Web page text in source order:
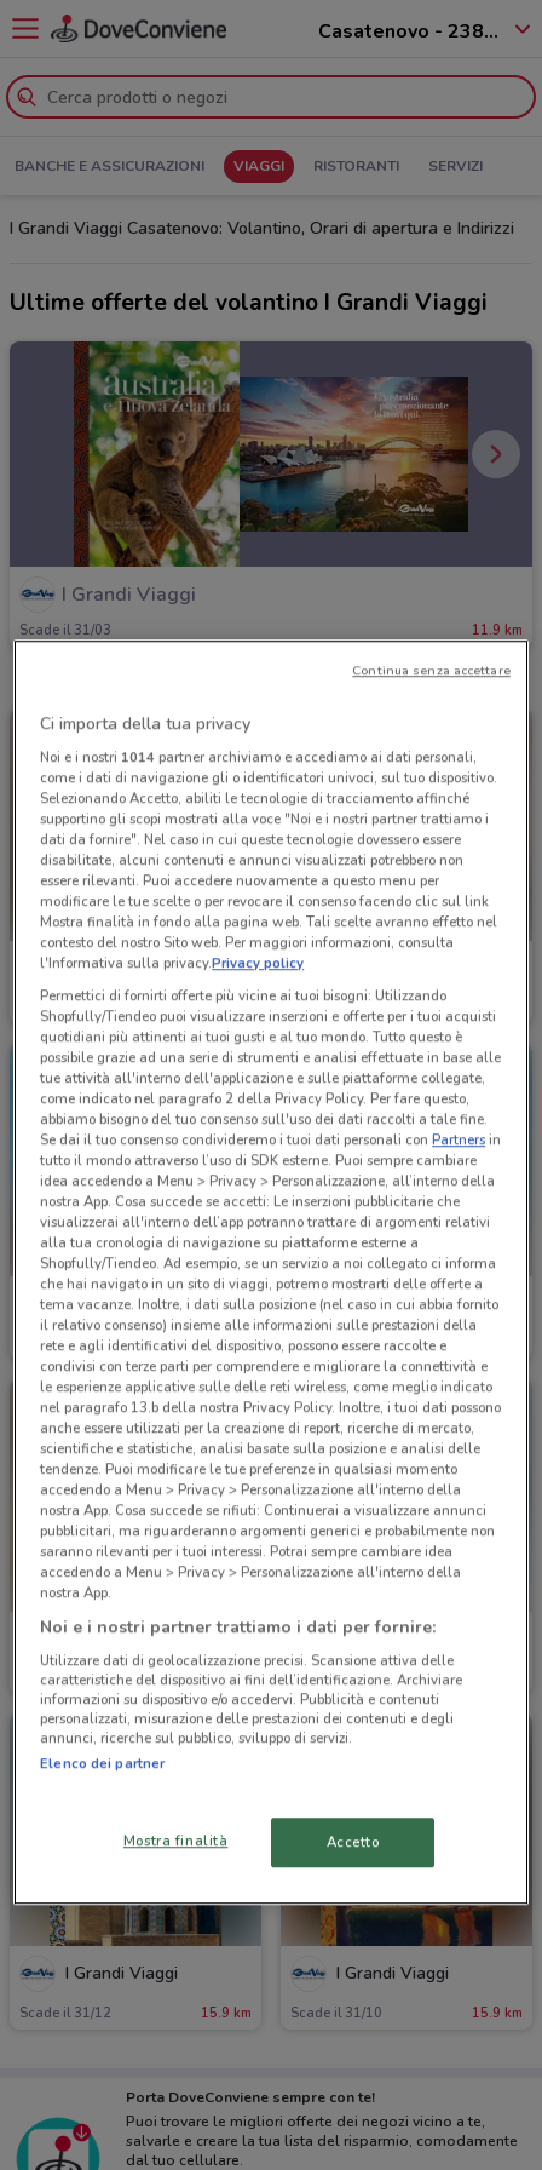
Casatenovo - 23880
BANCHE E ASSICURAZIONI VIAGGI RISTORANTI SERVIZI
I Grandi Viaggi Casatenovo: Volantino, Orari di apertura e Indirizzi
Ultime offerte del volantino I Grandi Viaggi
I Grandi Viaggi
Scade il 31/03 11.9 km
I Grandi Viaggi
Scade il 31/03 11.9 km Scade il 31/10 11.9 km
I Grandi Viaggi
Scade il 31/12 11.9 km
I Grandi Viaggi
Scade il 31/08
I Grandi Viaggi
Scade il 31/08 11.9 km
I Grandi Viaggi
Scade il 31/12
I Grandi Viaggi
Scade il 31/12 15.9 km
I Grandi Viaggi
Scade il 31/10 15.9 km
Porta DoveConviene sempre con te!
Puoi trovare le migliori offerte dei negozi vicino a te,
salvarle e creare la tua lista del risparmio, comodamente
dal tuo cellulare.
Ci importa della tua privacy
Noi e i nostri 1014partner archiviamo e accediamo ai dati personali,
come i dati di navigazione gli o identificatori univoci, sul tuo dispositivo.
Selezionando Accetto, abiliti le tecnologie di tracciamento affinché
supportino gli scopi mostrati alla voce "Noi e i nostri partner trattiamo i
dati da fornire". Nel caso in cui queste tecnologie dovessero essere
disabilitate, alcuni contenuti e annunci visualizzati potrebbero non
essere rilevanti. Puoi accedere nuovamente a questo menu per
modificare le tue scelte o per revocare il consenso facendo clic sul link
Mostra finalità in fondo alla pagina web. Tali scelte avranno effetto nel
contesto del nostro Sito web. Per maggiori informazioni, consulta
l'Informativa sulla privacy.Privacy policy
Permettici di fornirti offerte più vicine ai tuoi bisogni: Utilizzando
Shopfully/Tiendeo puoi visualizzare inserzioni e offerte per i tuoi acquisti
quotidiani più attinenti ai tuoi gusti e al tuo mondo. Tutto questo è
possibile grazie ad una serie di strumenti e analisi effettuate in base alle
tue attività all'interno dell'applicazione e sulle piattaforme collegate,
come indicato nel paragrafo 2 della Privacy Policy. Per fare questo,
abbiamo bisogno del tuo consenso sull'uso dei dati raccolti a tale fine.
Se dai il tuo consenso condivideremo i tuoi dati personali conPartnersin
tutto il mondo attraverso l’uso di SDK esterne. Puoi sempre cambiare
idea accedendo a Menu > Privacy > Personalizzazione, all’interno della
nostra App. Cosa succede se accetti: Le inserzioni pubblicitarie che
visualizzerai all'interno dell’app potranno trattare di argomenti relativi
alla tua cronologia di navigazione su piattaforme esterne a
Shopfully/Tiendeo. Ad esempio, se un servizio a noi collegato ci informa
che hai navigato in un sito di viaggi, potremo mostrarti delle offerte a
tema vacanze. Inoltre, i dati sulla posizione (nel caso in cui abbia fornito
il relativo consenso) insieme alle informazioni sulle prestazioni della
rete e agli identificativi del dispositivo, possono essere raccolte e
condivisi con terze parti per comprendere e migliorare la connettività e
le esperienze applicative sulle delle reti wireless, come meglio indicato
nel paragrafo 13.b della nostra Privacy Policy. Inoltre, i tuoi dati possono
anche essere utilizzati per la creazione di report, ricerche di mercato,
scientifiche e statistiche, analisi basate sulla posizione e analisi delle
tendenze. Puoi modificare le tue preferenze in qualsiasi momento
accedendo a Menu > Privacy > Personalizzazione all'interno della
nostra App. Cosa succede se rifiuti: Continuerai a visualizzare annunci
pubblicitari, ma riguarderanno argomenti generici e probabilmente non
saranno rilevanti per i tuoi interessi. Potrai sempre cambiare idea
accedendo a Menu > Privacy > Personalizzazione all'interno della
nostra App.
Noi e i nostri partner trattiamo i dati per fornire:
Utilizzare dati di geolocalizzazione precisi. Scansione attiva delle
caratteristiche del dispositivo ai fini dell’identificazione. Archiviare
informazioni su dispositivo e/o accedervi. Pubblicità e contenuti
personalizzati, misurazione delle prestazioni dei contenuti e degli
annunci, ricerche sul pubblico, sviluppo di servizi.
Elenco dei partner
Mostra finalità Accetto
Continua senza accettare